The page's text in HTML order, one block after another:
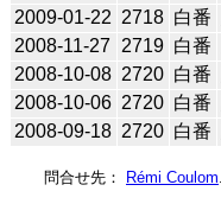
2009-01-22 2718 白番
2008-11-27
2719 白番
2008-10-08 2720 白番
2008-10-06 2720 白番
2008-09-18 2720 白番
問合せ先： Rémi Coulom